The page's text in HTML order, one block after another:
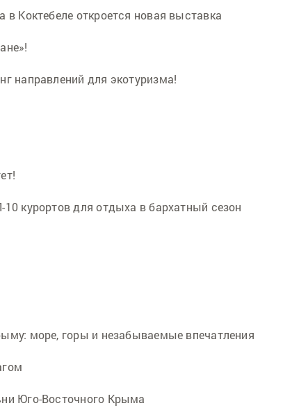
в Коктебеле откроется новая выставка
направлений для экотуризма!
курортов для отдыха в бархатный сезон
море, горы и незабываемые впечатления
Юго-Восточного Крыма